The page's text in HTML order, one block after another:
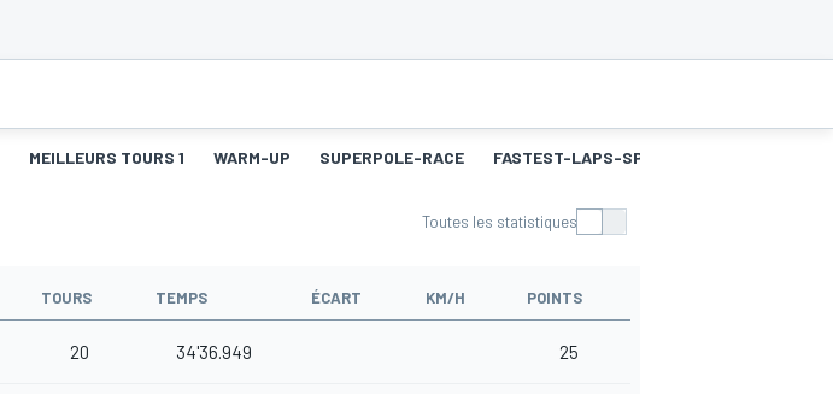
MEILLEURS TOURS 1 WARM-UP SUPERPOLE-RACE FASTEST-LAPS-SP
Toutes les statistiques
TOURS TEMPS ÉCART KM/H POINTS
20 34'36.949 25